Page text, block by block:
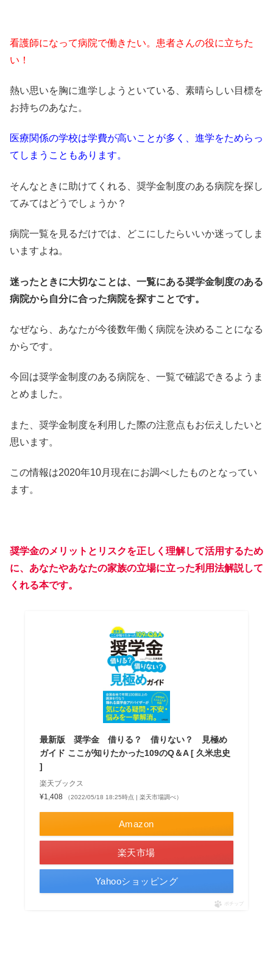
看護師になって病院で働きたい。患者さんの役に立ちた
い！
熱い思いを胸に進学しようといている、素晴らしい目標を
お持ちのあなた。
医療関係の学校は学費が高いことが多く、進学をためらっ
てしまうこともあります。
そんなときに助けてくれる、奨学金制度のある病院を探し
てみてはどうでしょうか？
病院一覧を見るだけでは、どこにしたらいいか迷ってしま
いますよね。
迷ったときに大切なことは、一覧にある奨学金制度のある
病院から自分に合った病院を探すことです。
なぜなら、あなたが今後数年働く病院を決めることになる
からです。
今回は奨学金制度のある病院を、一覧で確認できるようま
とめました。
また、奨学金制度を利用した際の注意点もお伝えしたいと
思います。
この情報は2020年10月現在にお調べしたものとなってい
ます。
奨学金のメリットとリスクを正しく理解して活用するため
に、あなたやあなたの家族の立場に立った利用法解説して
くれる本です。
最新版 奨学金 借りる？ 借りない？ 見極め
ガイド ここが知りたかった109のQ＆A [ 久米忠史
]
楽天ブックス
¥1,408
（2022/05/18 18:25時点 | 楽天市場調べ）
Amazon
楽天市場
Yahooショッピング
ポチップ